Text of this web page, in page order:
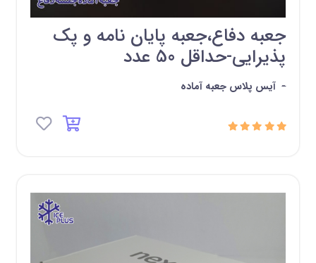
جعبه دفاع،جعبه پایان نامه و پک
پذیرایی-حداقل 50 عدد
- آیس پلاس جعبه آماده